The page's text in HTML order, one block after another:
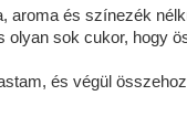
aroma és színezék
olyan sok cukor, hogy
és végül